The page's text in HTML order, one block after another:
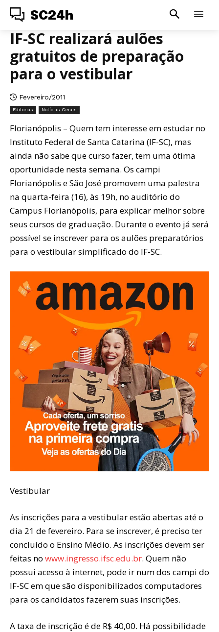
SC24h
IF-SC realizará aulões
gratuitos de preparação
para o vestibular
Fevereiro/2011
Editorias Notícias Gerais
Florianópolis – Quem tem interesse em estudar no
Instituto Federal de Santa Catarina (IF-SC), mas
ainda não sabe que curso fazer, tem uma ótima
oportunidade nesta semana. Os campi
Florianópolis e São José promovem uma palestra
na quarta-feira (16), às 19h, no auditório do
Campus Florianópolis, para explicar melhor sobre
seus cursos de graduação. Durante o evento já será
possível se inscrever para os aulões preparatórios
para o vestibular simplificado do IF-SC.
Vestibular
As inscrições para a vestibular estão abertas até o
dia 21 de fevereiro. Para se inscrever, é preciso ter
concluído o Ensino Médio. As inscrições devem ser
feitas no www.ingresso.ifsc.edu.br. Quem não
possui acesso à internet, pode ir num dos campi do
IF-SC em que são disponibilizados computadores
para os candidatos fazerem suas inscrições.
A taxa de inscrição é de R$ 40,00. Há possibilidade